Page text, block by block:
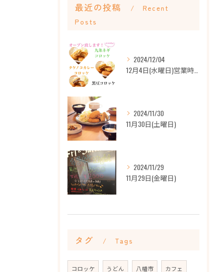
最近の投稿
Recent
Posts
2024/12/04
2024/11/30
11月30日(土曜日)
2024/11/29
11月29日(金曜日)
タグ Tags
コロッケ うどん 八幡市 カフェ